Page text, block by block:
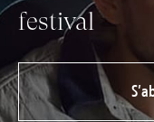
festival